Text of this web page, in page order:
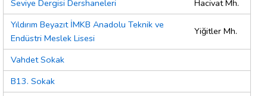
Seviye Dergisi Dershaneleri
Hacivat Mh.
Yıldırım Beyazıt İMKB Anadolu Teknik ve
Endüstri Meslek Lisesi
Yiğitler Mh.
Vahdet Sokak
B13. Sokak